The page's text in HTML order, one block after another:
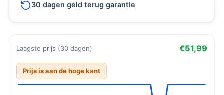
30 dagen geld terug garantie
Laagste prijs (30 dagen) €51,99
Prijs is aan de hoge kant